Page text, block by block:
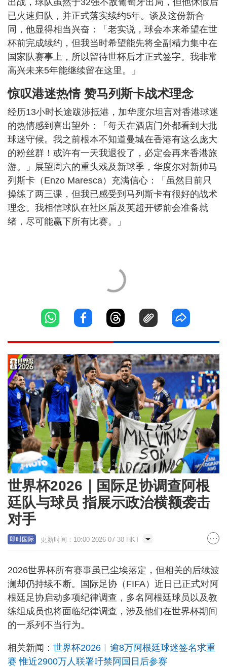
出战，球队虽然于32强不敌葡萄牙出局，但他休假后
已火速归队，并正式落实续约5年。谈及这份新合
同，他显得相当兴奋：「老实说，球会本来希望在世
杯前完成续约，但我当时希望能先将全副精力集中在
国家队赛事上，所以留待世杯后才正式签字。我非常
高兴未来5年能继续留在这里。」
惊叹港迷热情 赞马列斯卡战术理念
经历13小时长途跋涉抵港，加华度尔坦言对香港球迷
的热情感到喜出望外：「每天在酒店门外都看到大批
球迷守候。我之前根本不知道曼城在香港有这么庞大
的粉丝群！或许有一天我退役了，必定会再来香港旅
游。」展望周六的重头戏及新球季，华度尔对新帅马
列斯卡（Enzo Maresca）充满信心：「虽然目前只
操练了两三课，但我已感受到马列斯卡有很好的战术
理念。我相信球队在社区盾及英超开锣前会准备就
绪，尽可能赢下所有比赛。」
世界杯2026｜国际足协调查阿根
廷队与球员 指展示政治横额袭击
对手
即时国际 更新时间：10:00 2026-07-30 HKT
2026世界杯所有赛事虽已尘埃落定，但相关的后续波
澜却仍持续不断。国际足协（FIFA）近日已正式对阿
根廷足协启动多项纪律调查，多名阿根廷球员以及教
练组成员也将面临纪律调查，涉及他们在世界杯期间
的一系列不当行为。
相关新闻： 世界杯2026︱逾8万阿根廷球迷签名求重
赛 惟近2900万人联署吁禁阿国日后参赛